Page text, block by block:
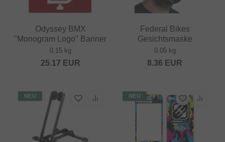
Odyssey BMX
"Monogram Logo" Banner
0.15 kg
25.17 EUR
Federal Bikes
Gesichtsmaske
0.05 kg
8.36 EUR
NEU NEU